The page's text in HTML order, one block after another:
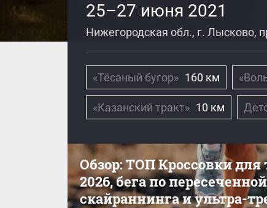
25–27 июня 2021
Нижегородская обл., г. Лысково,
«Тёсаный бугор» 160 км
«Казанский тракт» 10 км
Обзор: ТОП Кроссовки для
2026, бега по
скайраннинга и ультра-